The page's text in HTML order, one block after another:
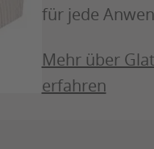
für jede
Mehr über
erfahren